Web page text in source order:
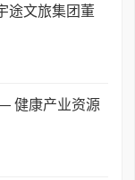
途文旅集团董
健康产业资源